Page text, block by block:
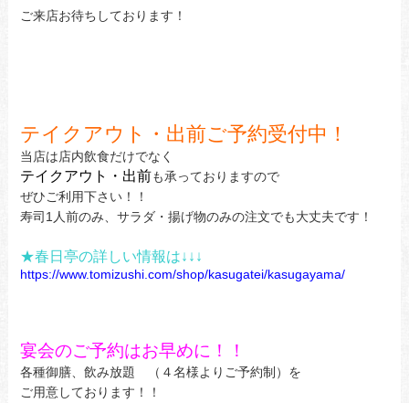
ご来店お待ちしております！
テイクアウト・出前ご予約受付中！
当店は店内飲食だけでなく
テイクアウト・出前も承っておりますので
ぜひご利用下さい！！
寿司1人前のみ、サラダ・揚げ物のみの注文でも大丈夫です！
★春日亭の詳しい情報は↓↓↓
https://www.tomizushi.com/shop/kasugatei/kasugayama/
宴会のご予約はお早めに！！
各種御膳、飲み放題 （４名様よりご予約制）を
ご用意しております！！